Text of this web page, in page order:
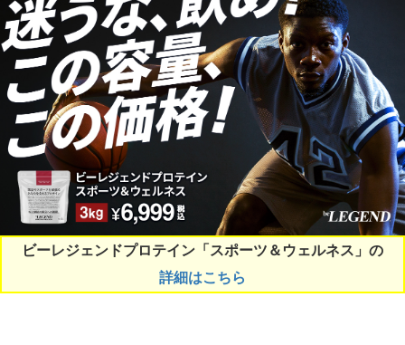
ビーレジェンドプロテイン「スポーツ＆ウェルネス」の
詳細はこちら